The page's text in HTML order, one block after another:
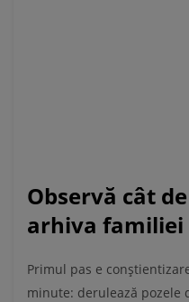
Observă cât
arhiva familiei
Primul pas e
minute: derulează